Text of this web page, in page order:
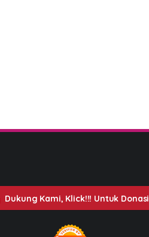
Dukung Kami, Klick!!! Untuk Donasi